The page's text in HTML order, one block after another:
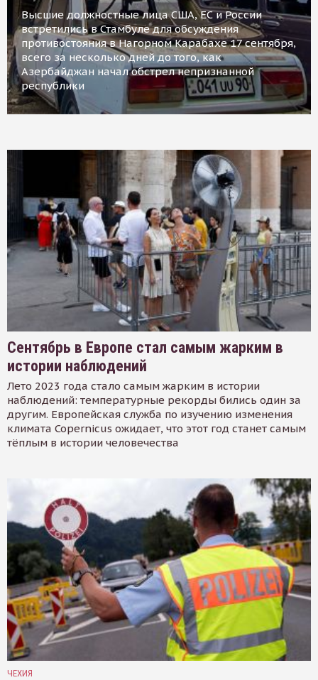
Высшие должностные лица США, ЕС и России
встретились в Стамбуле для обсуждения
противостояния в Нагорном Карабахе 17 сентября,
всего за несколько дней до того, как
Азербайджан начал обстрел непризнанной
республики
Сентябрь в Европе стал самым жарким в
истории наблюдений
Лето 2023 года стало самым жарким в истории
наблюдений: температурные рекорды бились один за
другим. Европейская служба по изучению изменения
климата Copernicus ожидает, что этот год станет самым
тёплым в истории человечества
ЧЕХИЯ